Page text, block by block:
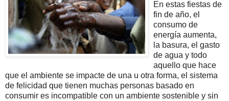
En estas fiestas de
fin de año, el
consumo de
energía aumenta,
la basura, el gasto
de agua y todo
aquello que hace
que el ambiente se impacte de una u otra forma, el sistema
de felicidad que tienen muchas personas basado en
consumir es incompatible con un ambiente sostenible y sin